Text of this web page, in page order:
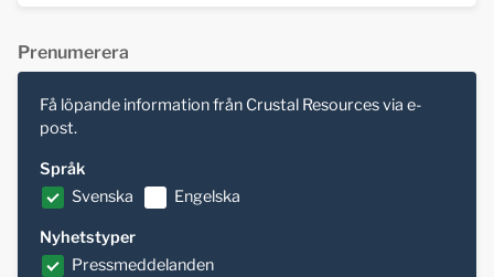
Prenumerera
Få löpande information från Crustal Resources via e-
post.
Språk
Svenska
Engelska
Nyhetstyper
Pressmeddelanden